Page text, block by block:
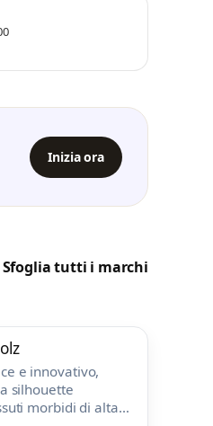
Inizia ora
Sfoglia tutti i marchi
e innovativo,
silhouette
morbidi di alta